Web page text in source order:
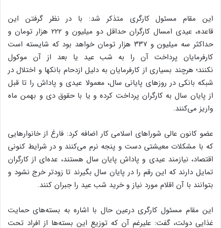
این مقام مسئول کارگری متذکر شد: با در نظر گرفتن این
قاعده، عیدی امسال کارگران حداقل دو میلیون و ۲۲۲ هزار تومان و
حداکثر سه میلیون و ۳۳۷ هزار تومان خواهد بود که شایسته است
کارفرمایان پرداخت آن را به شب عید یا بعد از آن موکول
نکنند؛ هرچند بسیاری از کارفرمایان به دلیل ازدحام بانکها و اختلال در
شبکه بانکی در روزهای پایانی سال، معمولا عیدی و پاداش را تا قبل
از پایان سال به کارگران پرداخت کرده و یا با حقوق دی و بهمن ماه
واریز می‌کنند.
عضو کانون عالی شوراهای اسلامی کار اضافه کرد: فارغ از خانوارهایی
که با مشکلات معیشتی دست و پنجه نرم می‌کنند و در شرایط کنونی
اقتصاد، نیازمند عیدی و پاداش پایان سال هستند، عده‌ای از کارگران
تمایل دارند که این رقم را در پایان سال بگیرند تا زودتر خرج نشود و
بتوانند با آن اقلام مورد نیاز و خرید شب عید را جبران کنند.
این مقام مسئول کارگری درعین حال با اشاره به بسته‌های حمایت
غذایی دولت، گفت: علیرغم آن که توزیع این بسته‌ها از افراد تحت